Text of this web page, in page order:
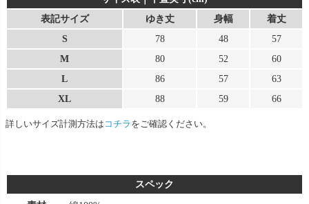
表記サイズ
ゆき丈 身幅
着丈
S
78 48
57
M
80 52
60
L
86 57
63
XL
88 59 66
詳しいサイズ計測方法は コチラ をご確認ください。
スペック